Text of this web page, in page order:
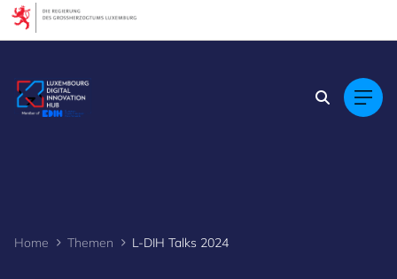
Home Themen L-DIH Talks 2024
Cookies management panel